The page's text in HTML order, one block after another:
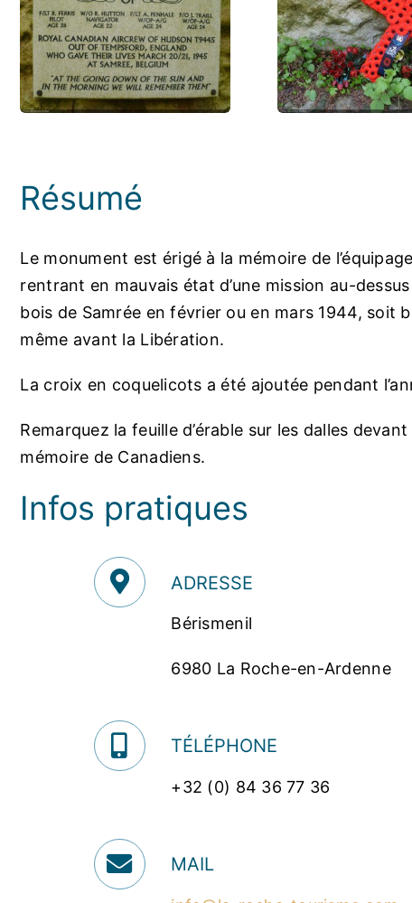
Résumé
Le monument est érigé à la mémoire de
rentrant en mauvais état d’une mission au-
bois de Samrée en février ou en mars 1944, soit
même avant la Libération.
La croix en coquelicots a été ajoutée pendant
Remarquez la feuille d’érable sur les dalles
mémoire de Canadiens.
Infos pratiques
ADRESSE
Bérismenil
6980 La Roche-en-Ardenne
TÉLÉPHONE
+32 (0) 84 36 77 36
MAIL